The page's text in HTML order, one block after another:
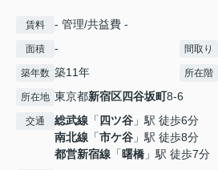
賃料 - 管理/共益費 -
面積 - 間取り
築年数 築11年 所在階
所在地 東京都新宿区四谷坂町8-6
交通 総武線 「 四ツ谷 」駅 徒歩6分
南北線 「市ケ谷 」駅 徒歩8分
都営新宿線 「曙橋 」駅 徒歩7分